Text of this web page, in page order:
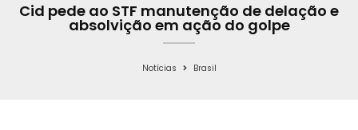
o
o
e g
r
a
e
b
Cid pede ao STF manutenção de delação e
absolvição em ação do golpe
Notícias Brasil